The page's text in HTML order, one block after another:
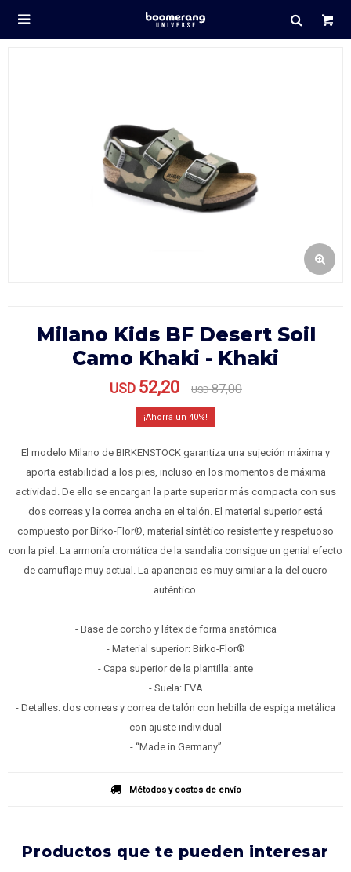

Milano Kids BF Desert Soil
Camo Khaki - Khaki
USD 52,20 USD 87,00
40
El modelo Milano de BIRKENSTOCK garantiza una sujeción máxima y
aporta estabilidad a los pies, incluso en los momentos de máxima
actividad. De ello se encargan la parte superior más compacta con sus
dos correas y la correa ancha en el talón. El material superior está
compuesto por Birko-Flor®, material sintético resistente y respetuoso
con la piel. La armonía cromática de la sandalia consigue un genial efecto
de camuflaje muy actual. La apariencia es muy similar a la del cuero
auténtico.
- Base de corcho y látex de forma anatómica
- Material superior: Birko-Flor®
- Capa superior de la plantilla: ante
- Suela: EVA
- Detalles: dos correas y correa de talón con hebilla de espiga metálica
con ajuste individual
- “Made in Germany”
Métodos y costos de envío
productos que te pueden interesar